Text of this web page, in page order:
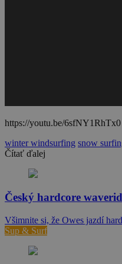
https://youtu.be/6sfNY1RhTx0
winter windsurfing snow
Čítať ďalej
Český hardcore
Všimnite si, že Owes jazdí
Sup & Surf